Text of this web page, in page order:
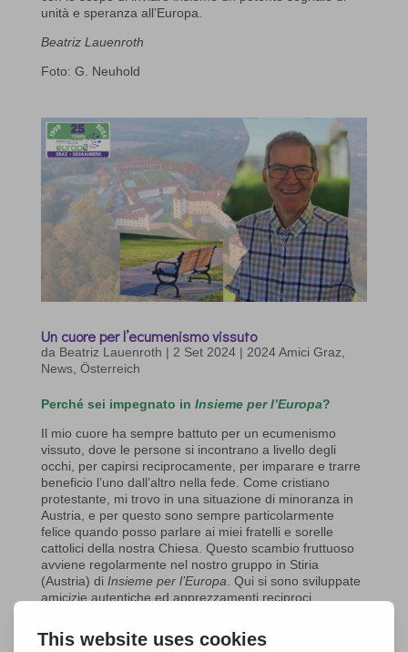
unità e speranza all’Europa.
Beatriz Lauenroth
Foto: G. Neuhold
Un cuore per l’ecumenismo vissuto
da Beatriz Lauenroth | 2 Set 2024| 2024 Amici Graz
News, Österreich
Perché sei impegnato in Insieme per l’Europa?
Il mio cuore ha sempre battuto per un ecumenismo
vissuto, dove le persone si incontrano a livello degli
occhi, per capirsi reciprocamente, per imparare e trarre
beneficio l’uno dall’altro nella fede. Come cristiano
protestante, mi trovo in una situazione di minoranza in
Austria, e per questo sono sempre particolarmente
felice quando posso parlare ai miei fratelli e sorelle
cattolici della nostra Chiesa. Questo scambio fruttuoso
avviene regolarmente nel nostro gruppo in Stiria
(Austria) di Insieme per l’Europa . Qui si sono sviluppate
amicizie autentiche ed apprezzamenti reciproci.